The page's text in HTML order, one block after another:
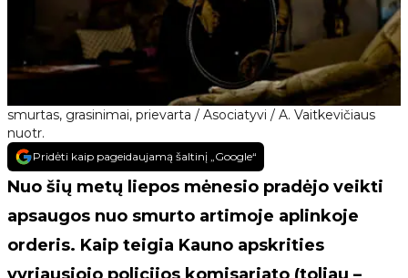
smurtas, grasinimai, prievarta / Asociatyvi / A. Vaitkevičiaus
nuotr.
Pridėti kaip pageidaujamą šaltinį „Google“
Nuo šių metų liepos mėnesio pradėjo veikti
apsaugos nuo smurto artimoje aplinkoje
orderis. Kaip teigia Kauno apskrities